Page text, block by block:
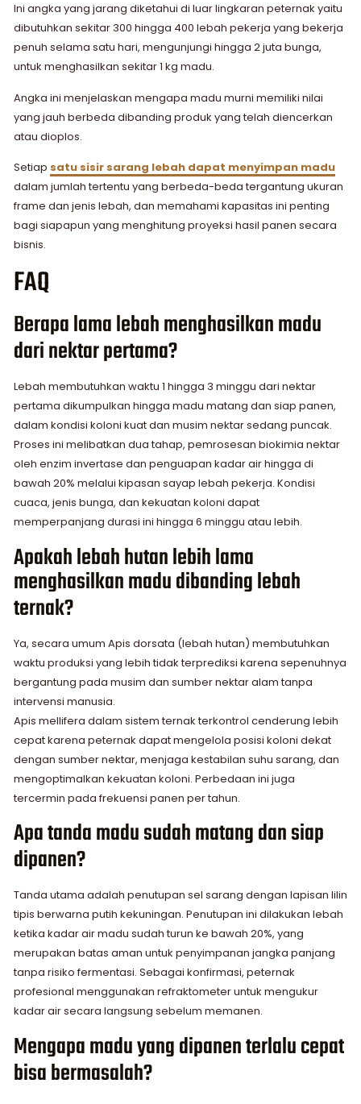
Ini angka yang jarang diketahui di luar lingkaran peternak yaitu
dibutuhkan sekitar 300 hingga 400 lebah pekerja yang bekerja
penuh selama satu hari, mengunjungi hingga 2 juta bunga,
untuk menghasilkan sekitar 1 kg madu.
Angka ini menjelaskan mengapa madu murni memiliki nilai
yang jauh berbeda dibanding produk yang telah diencerkan
atau dioplos.
Setiap satu sisir sarang lebah dapat menyimpan madu
dalam jumlah tertentu yang berbeda-beda tergantung ukuran
frame dan jenis lebah, dan memahami kapasitas ini penting
bagi siapapun yang menghitung proyeksi hasil panen secara
bisnis.
FAQ
Berapa lama lebah menghasilkan madu
dari nektar pertama?
Lebah membutuhkan waktu 1 hingga 3 minggu dari nektar
pertama dikumpulkan hingga madu matang dan siap panen,
dalam kondisi koloni kuat dan musim nektar sedang puncak.
Proses ini melibatkan dua tahap, pemrosesan biokimia nektar
oleh enzim invertase dan penguapan kadar air hingga di
bawah 20% melalui kipasan sayap lebah pekerja. Kondisi
cuaca, jenis bunga, dan kekuatan koloni dapat
memperpanjang durasi ini hingga 6 minggu atau lebih.
Apakah lebah hutan lebih lama
menghasilkan madu dibanding lebah
ternak?
Ya, secara umum Apis dorsata (lebah hutan) membutuhkan
waktu produksi yang lebih tidak terprediksi karena sepenuhnya
bergantung pada musim dan sumber nektar alam tanpa
intervensi manusia.
Apis mellifera dalam sistem ternak terkontrol cenderung lebih
cepat karena peternak dapat mengelola posisi koloni dekat
dengan sumber nektar, menjaga kestabilan suhu sarang, dan
mengoptimalkan kekuatan koloni. Perbedaan ini juga
tercermin pada frekuensi panen per tahun.
Apa tanda madu sudah matang dan siap
dipanen?
Tanda utama adalah penutupan sel sarang dengan lapisan lilin
tipis berwarna putih kekuningan. Penutupan ini dilakukan lebah
ketika kadar air madu sudah turun ke bawah 20%, yang
merupakan batas aman untuk penyimpanan jangka panjang
tanpa risiko fermentasi. Sebagai konfirmasi, peternak
profesional menggunakan refraktometer untuk mengukur
kadar air secara langsung sebelum memanen.
Mengapa madu yang dipanen terlalu cepat
bisa bermasalah?